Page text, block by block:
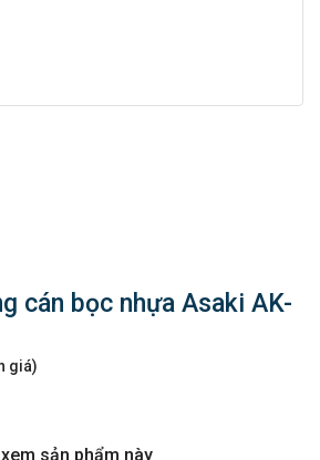
cán bọc nhựa Asaki AK-
giá)
sản phẩm này